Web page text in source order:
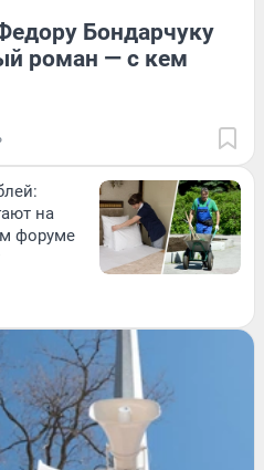
Бондарчуку
роман — с кем
на
форуме